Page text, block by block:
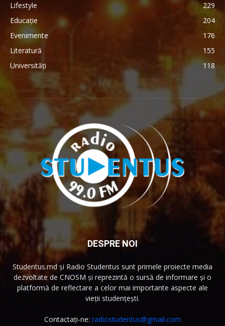
Lifestyle
229
Educație
204
Evenimente
176
Literatură
155
Universități
118
DESPRE NOI
Studentus.md și Radio Studentus sunt primele proiecte media
dezvoltate de CNOSM și reprezintă o sursă de informare și o
platformă de reflectare a celor mai importante aspecte ale
vieții studențești.
Contactați-ne: radiostudentus@gmail.com